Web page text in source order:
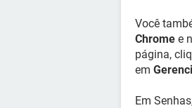
Você
Chrome e
página,
em
Em